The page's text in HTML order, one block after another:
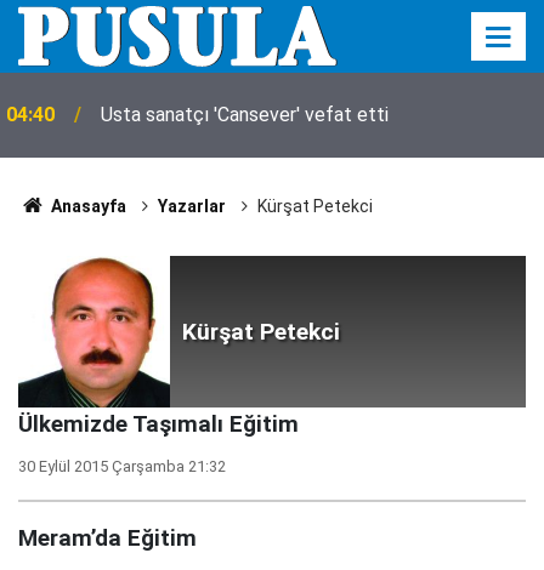
04:40 Usta sanatçı 'Cansever' vefat etti
Anasayfa Yazarlar Kürşat Petekci
Kürşat Petekci
Ülkemizde Taşımalı Eğitim
30 Eylül 2015 Çarşamba 21:32
Meram’da Eğitim